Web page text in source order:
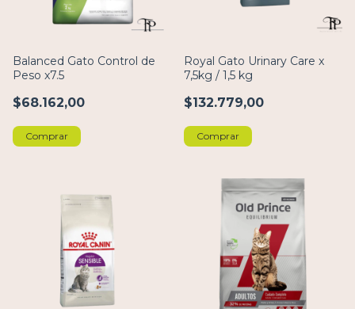
Balanced Gato Control de
Peso x7.5
$68.162,00
Comprar
Royal Gato Urinary Care x
7,5kg / 1,5 kg
$132.779,00
Comprar